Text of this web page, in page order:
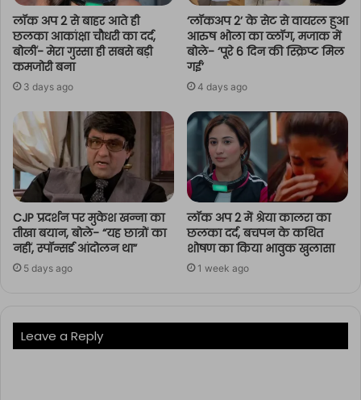
लॉक अप 2 से बाहर आते ही
छलका आकांक्षा चौधरी का दर्द,
बोलीं- मेरा गुस्सा ही सबसे बड़ी
कमजोरी बना
3 days ago
‘लॉकअप 2’ के सेट से वायरल हुआ
आरुष भोला का व्लॉग, मजाक में
बोले- ‘पूरे 6 दिन की स्क्रिप्ट मिल
गई’
4 days ago
CJP प्रदर्शन पर मुकेश खन्ना का
तीखा बयान, बोले- “यह छात्रों का
नहीं, स्पॉन्सर्ड आंदोलन था”
5 days ago
लॉक अप 2 में श्रेया कालरा का
छलका दर्द, बचपन के कथित
शोषण का किया भावुक खुलासा
1 week ago
Leave a Reply